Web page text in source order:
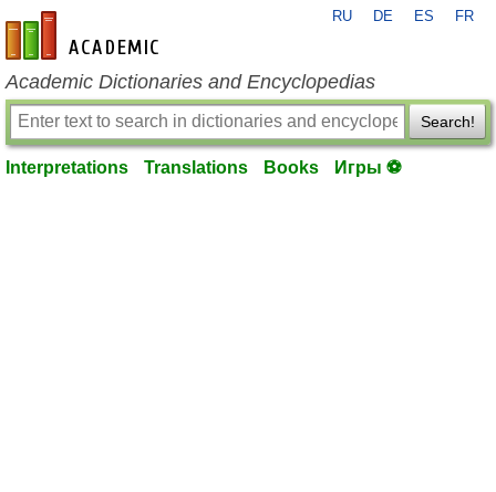
en-academic.com
RU DE ES FR
Academic Dictionaries and Encyclopedias
Search!
Interpretations Translations Books Игры ⚽